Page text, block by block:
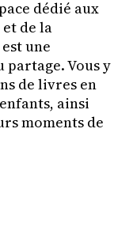
dédié aux
de la
une
Vous y
de livres en
ainsi
moments de